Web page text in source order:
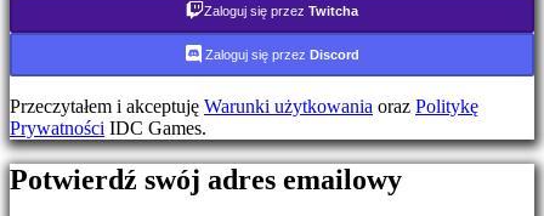
hasła?
Zmień
język
AR
BS
CS
Zaloguj się przez Twitcha
Zaloguj się przez Discord
Przeczytałem i akceptuję Warunki użytkowania oraz Politykę
Prywatności IDC Games.
Potwierdź swój adres emailowy